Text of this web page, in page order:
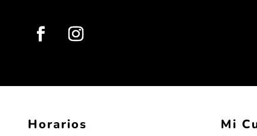
Horarios Mi